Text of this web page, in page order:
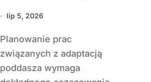
poddasza
lip 5, 2026
Planowanie prac
związanych z adaptacją
poddasza wymaga